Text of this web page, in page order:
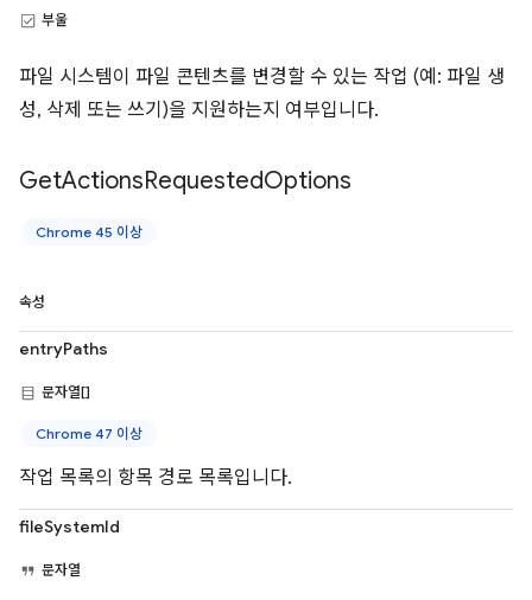
부울
파일 시스템이 파일 콘텐츠를 변경할 수 있는 작업 (예: 파일 생
성, 삭제 또는 쓰기)을 지원하는지 여부입니다.
GetActionsRequestedOptions
Chrome 45 이상
속성
entryPaths
문자열[]
Chrome 47 이상
작업 목록의 항목 경로 목록입니다.
fileSystemId
문자열